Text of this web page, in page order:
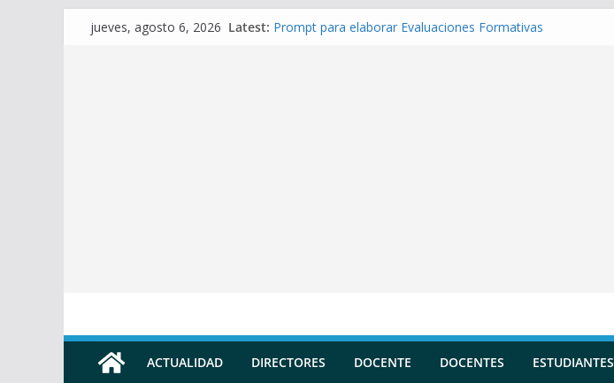
jueves, agosto 6, 2026 Latest: Prompt para elaborar Evaluaciones Formativas
ACTUALIDAD DIRECTORES DOCENTE DOCENTES ESTUDIANTES